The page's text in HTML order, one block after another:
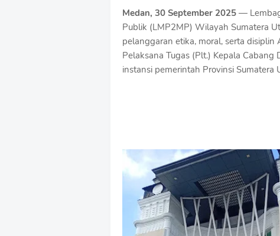
Medan, 30 September 2025 —
Publik (LMP2MP) Wilayah Sumatera
pelanggaran etika, moral, serta
Pelaksana Tugas (Plt.) Kepala
instansi pemerintah Provinsi Sumatera